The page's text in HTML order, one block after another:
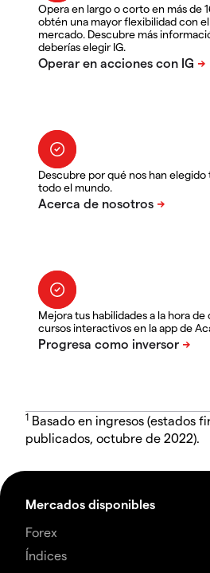
Opera en largo o corto en más de
obtén una mayor flexibilidad con
mercado. Descubre más
deberías elegir IG.
Descubre por qué nos han
todo el mundo.
Mejora tus habilidades a la hora
cursos interactivos en la app de
1 Basado en ingresos (estados
publicados, octubre de 2022).
Mercados disponibles
Forex
Índices